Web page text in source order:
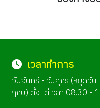
เวลาทำการ
วันจันทร์ - วันศุกร์ (หยุดวัน
ฤกษ์) ตั้งแต่เวลา 08.30 -